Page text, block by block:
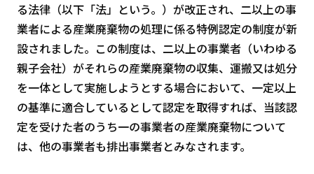
る法律（以下「法」という。）が改正され、二以上の事
業者による産業廃棄物の処理に係る特例認定の制度が新
設されました。この制度は、二以上の事業者（いわゆる
親子会社）がそれらの産業廃棄物の収集、運搬又は処分
を一体として実施しようとする場合において、一定以上
の基準に適合しているとして認定を取得すれば、当該認
定を受けた者のうち一の事業者の産業廃棄物について
は、他の事業者も排出事業者とみなされます。